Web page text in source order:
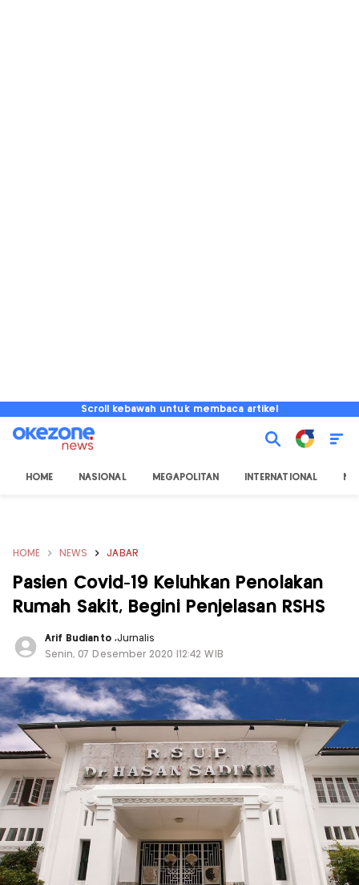
Scroll kebawah untuk membaca artikel
HOME NASIONAL MEGAPOLITAN INTERNATIONAL
HOME NEWS JABAR
Pasien Covid-19 Keluhkan Penolakan
Rumah Sakit, Begini Penjelasan RSHS
Arif Budianto ,Jurnalis
Senin, 07 Desember 2020 |12:42 WIB